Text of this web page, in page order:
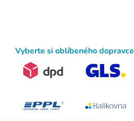
Vyberte si oblíbeného dopravce